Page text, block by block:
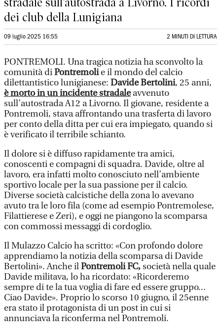
dei club della Lunigiana
09 luglio 2025 16:55 2 MINUTI DI LETTURA
PONTREMOLI. Una tragica notizia ha sconvolto la
comunità diPontremolie il mondo del calcio
dilettantistico lunigianese: Davide Bertolini, 25 anni,
è morto in un incidente stradaleavvenuto
sull’autostrada A12 a Livorno. Il giovane, residente a
Pontremoli, stava affrontando una trasferta di lavoro
per conto della ditta per cui era impiegato, quando si
è verificato il terribile schianto.
Il dolore si è diffuso rapidamente tra amici,
conoscenti e compagni di squadra. Davide, oltre al
lavoro, era infatti molto conosciuto nell’ambiente
sportivo locale per la sua passione per il calcio.
Diverse società calcistiche della zona lo avevano
avuto tra le loro fila (come ad esempio Pontremolese,
Filattierese e Zeri), e oggi ne piangono la scomparsa
con commossi messaggi di cordoglio.
Il Mulazzo Calcio ha scritto: «Con profondo dolore
apprendiamo la notizia della scomparsa di Davide
Bertolini». Anche ilPontremoli FC,società nella quale
Davide militava, lo ha ricordato: «Ricorderemo
sempre di te la tua voglia di fare ed essere gruppo...
Ciao Davide». Proprio lo scorso 10 giugno, il 25enne
era stato il protagonista di un post in cui si
annunciava la riconferma nel Pontremoli.